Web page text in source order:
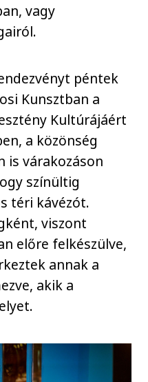
vagy
péntek
Kunsztban a
Kultúrájáért
a közönség
is várakozáson
színültig
téri kávézót.
viszont
előre felkészülve,
annak a
akik a